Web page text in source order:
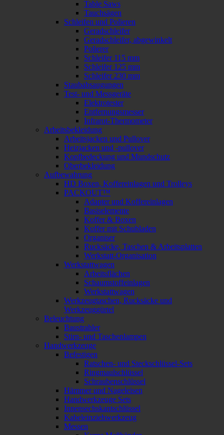
Table Saws
Tauchsägen
Schleifen und Polieren
Geradschleifer
Geradschleifer, abgewinkelt
Polierer
Schleifer 115 mm
Schleifer 125 mm
Schleifer 230 mm
Staubabsaugungen
Test- und Messgeräte
Elektrotester
Entfernungsmesser
Infrarot-Thermometer
Arbeitsbekleidung
Arbeitsjacken und Pullover
Heizjacken und -pullover
Kopfbedeckung und Mundschutz
Oberbekleidung
Aufbewahrung
HD Boxen, Koffereinlagen und Trolleys
PACKOUT™
Adapter und Koffereinlagen
Basiselemente
Koffer & Boxen
Koffer mit Schubladen
Organiser
Rucksäcke, Taschen & Arbeitsplatten
Werkstatt-Organisation
Werkstattwagen
Arbeitsflächen
Schaumstoffeinlagen
Werkstattwagen
Werkzeugtaschen, Rucksäcke und
Werkzeuggürtel
Beleuchtung
Baustrahler
Stirn- und Taschenlampen
Handwerkzeuge
Befestigen
Ratschen- und Steckschlüssel-Sets
Ringmaulschlüssel
Schraubenschlüssel
Hämmer und Nageleisen
Handwerkzeuge Sets
Innensechskantschlüssel
Kabeleinziehwerkzeug
Messen